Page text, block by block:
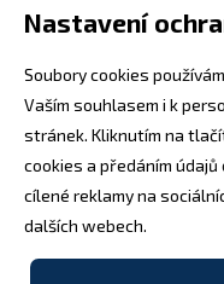
Ročník 2019 v
Pořiďte si výhodné
neuteče!Více o
Nastavení
Soubory cookies
Vaším souhlasem i k
stránek. Kliknutím na
cookies a předáním
cílené reklamy na
dalších webech.